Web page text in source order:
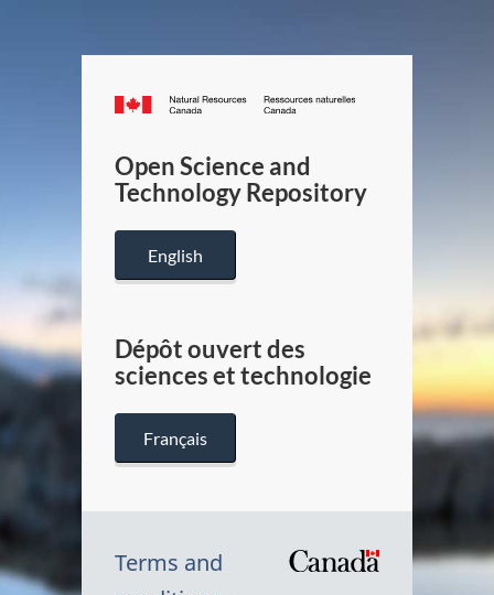
Canada.ca
/
Canada
Open Science and
Technology Repository
English
Dépôt ouvert des
sciences et technologie
Français
Terms and